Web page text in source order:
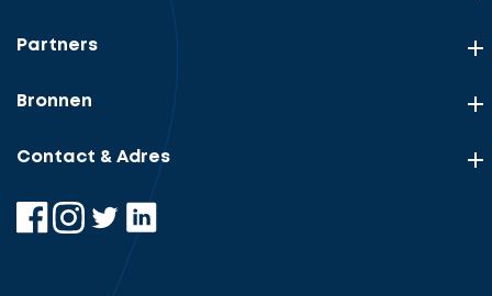
Partners
Bronnen
Contact & Adres